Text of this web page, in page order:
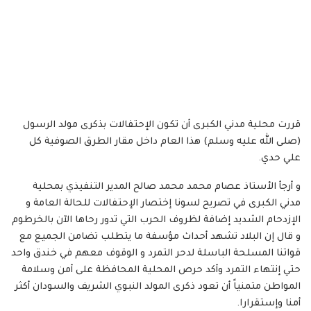
قررت محلية مدني الكبرى أن تكون الإحتفالات بذكرى مولد الرسول
(صلى الله عليه وسلم) هذا العام داخل مقار الطرق الصوفية كل
علي حدي.
و أرجأ الأستاذ عصام محمد محمد صالح المدير التنفيذي بمحلية
مدني الكبرى في تصريح لسونا إختصار الإحتفالات للحالة العامة و
الإزدحام الشديد إضافة لظروف الحرب التي تدور رحاها الآن بالخرطوم
و قال إن البلاد تشهد أحداث مؤسفة ما يتطلب تضامن الجميع مع
قواتنا المسلحة الباسلة لدحر التمرد و الوقوف معهم في خندق واحد
حتي إنتهاء التمرد وأكد حرص المحلية المحافظة على أمن وسلامة
المواطن متمنياً أن تعود ذكرى المولد النبوي الشريف والسودان أكثر
أمنا وإستقرارا.